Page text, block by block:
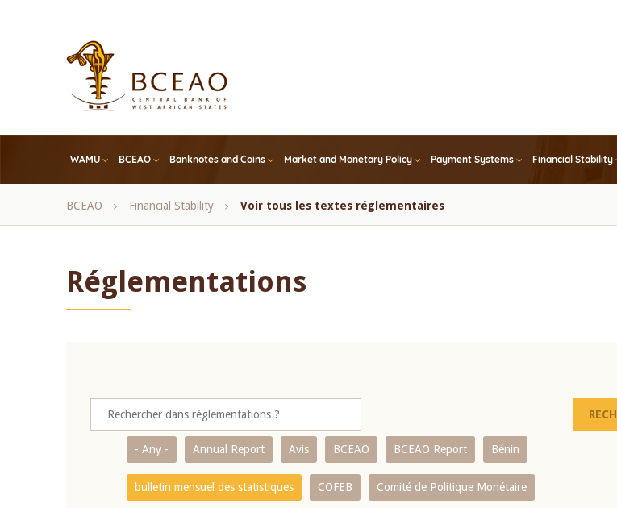
WAMU BCEAO Banknotes and Coins Market and Monetary Policy Payment Systems Financial Stability
Breadcrumb
BCEAO Financial Stability Voir tous les textes réglementaires
Réglementations
- Any - Annual Report Avis BCEAO BCEAO Report Bénin
bulletin mensuel des statistiques COFEB Comité de Politique Monétaire